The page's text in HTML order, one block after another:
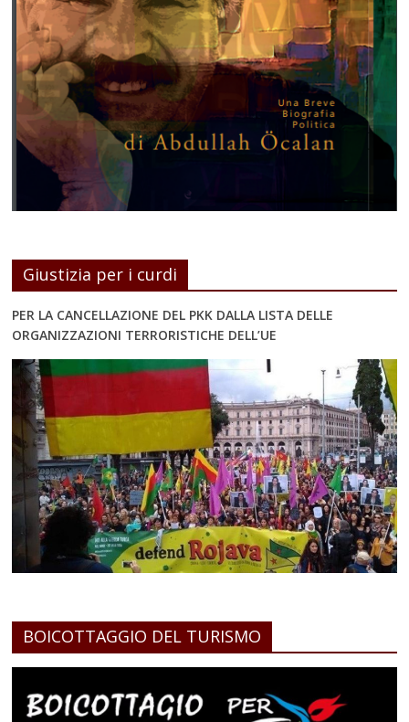
Giustizia per i curdi
PER LA CANCELLAZIONE DEL PKK DALLA LISTA DELLE
ORGANIZZAZIONI TERRORISTICHE DELL’UE
BOICOTTAGGIO DEL TURISMO